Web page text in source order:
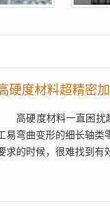
硬度材料超精密
高硬度材料一直困扰
易弯曲变形的细长轴类
求的时候，很难找到有